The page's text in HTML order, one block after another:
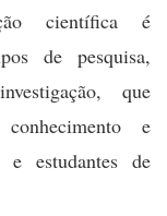
científica é
de pesquisa,
que
e
e estudantes de